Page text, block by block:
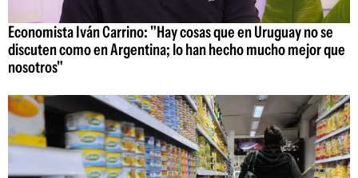
Economista Iván Carrino: "Hay cosas que en Uruguay no se
discuten como en Argentina; lo han hecho mucho mejor que
nosotros"